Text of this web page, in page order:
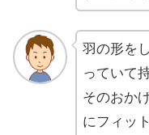
羽の形を
っていて
そのおか
にフィッ